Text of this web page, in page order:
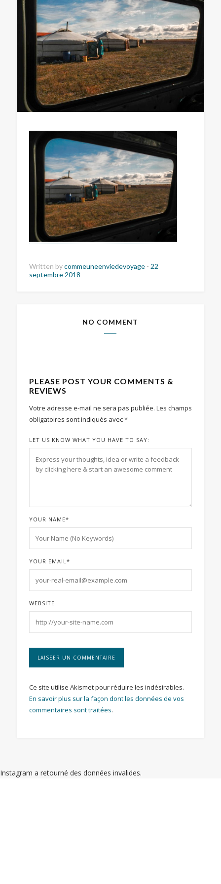
Written bycommeuneenviedevoyage - 22
septembre 2018
NO COMMENT
PLEASE POST YOUR COMMENTS &
REVIEWS
Votre adresse e-mail ne sera pas publiée. Les champs
obligatoires sont indiqués avec*
LET US KNOW WHAT YOU HAVE TO SAY:
YOUR NAME*
YOUR EMAIL*
WEBSITE
Ce site utilise Akismet pour réduire les indésirables.
En savoir plus sur la façon dont les données de vos
commentaires sont traitées.
Instagram a retourné des données invalides.